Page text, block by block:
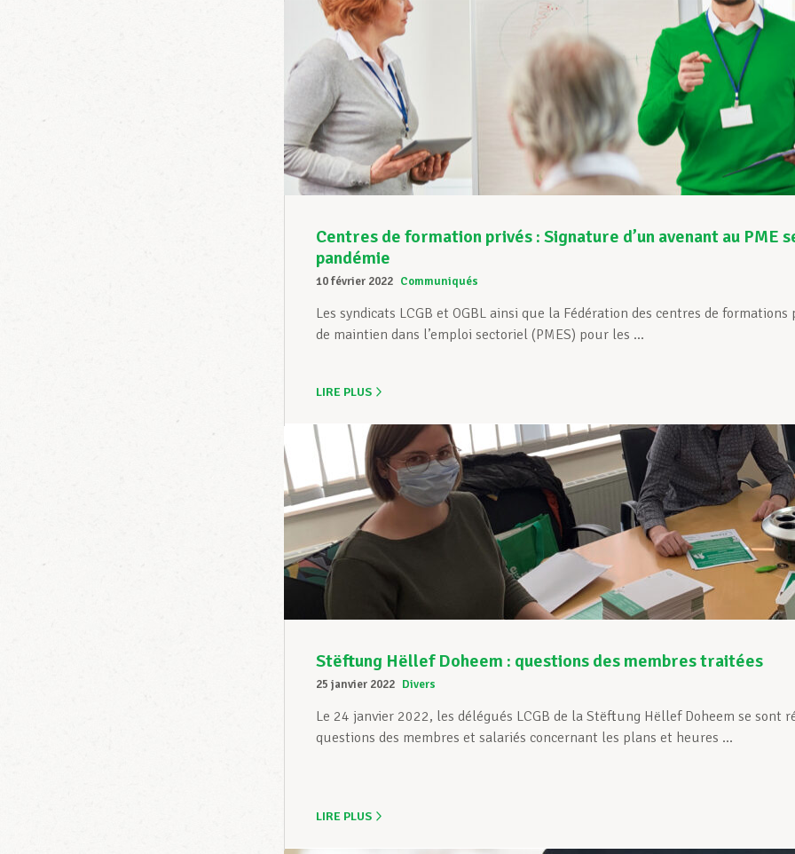
Centres de formation privés : Signature d’un avenant au
pandémie
10 février 2022 Communiqués
Les syndicats LCGB et OGBL ainsi que la Fédération des centres de
de maintien dans l’emploi sectoriel (PMES) pour les ...
LIRE PLUS
Stëftung Hëllef Doheem : questions des membres traitées
25 janvier 2022 Divers
Le 24 janvier 2022, les délégués LCGB de la Stëftung Hëllef Doheem se sont
questions des membres et salariés concernant les plans et heures ...
LIRE PLUS